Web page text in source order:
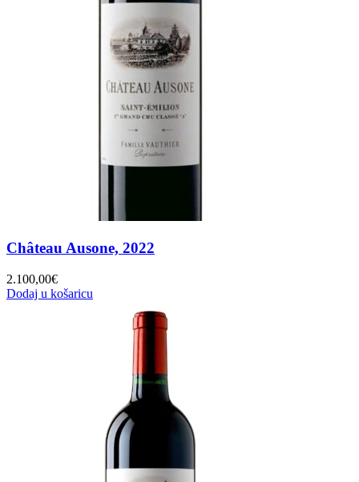
Château Ausone, 2022
2.100,00€
Dodaj u košaricu